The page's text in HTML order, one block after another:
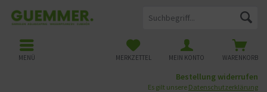
WARENKORB
MERKZETTEL MEIN KONTO
MENÜ
Bestellung widerrufen
Es gilt unsere Datenschutzerklärung